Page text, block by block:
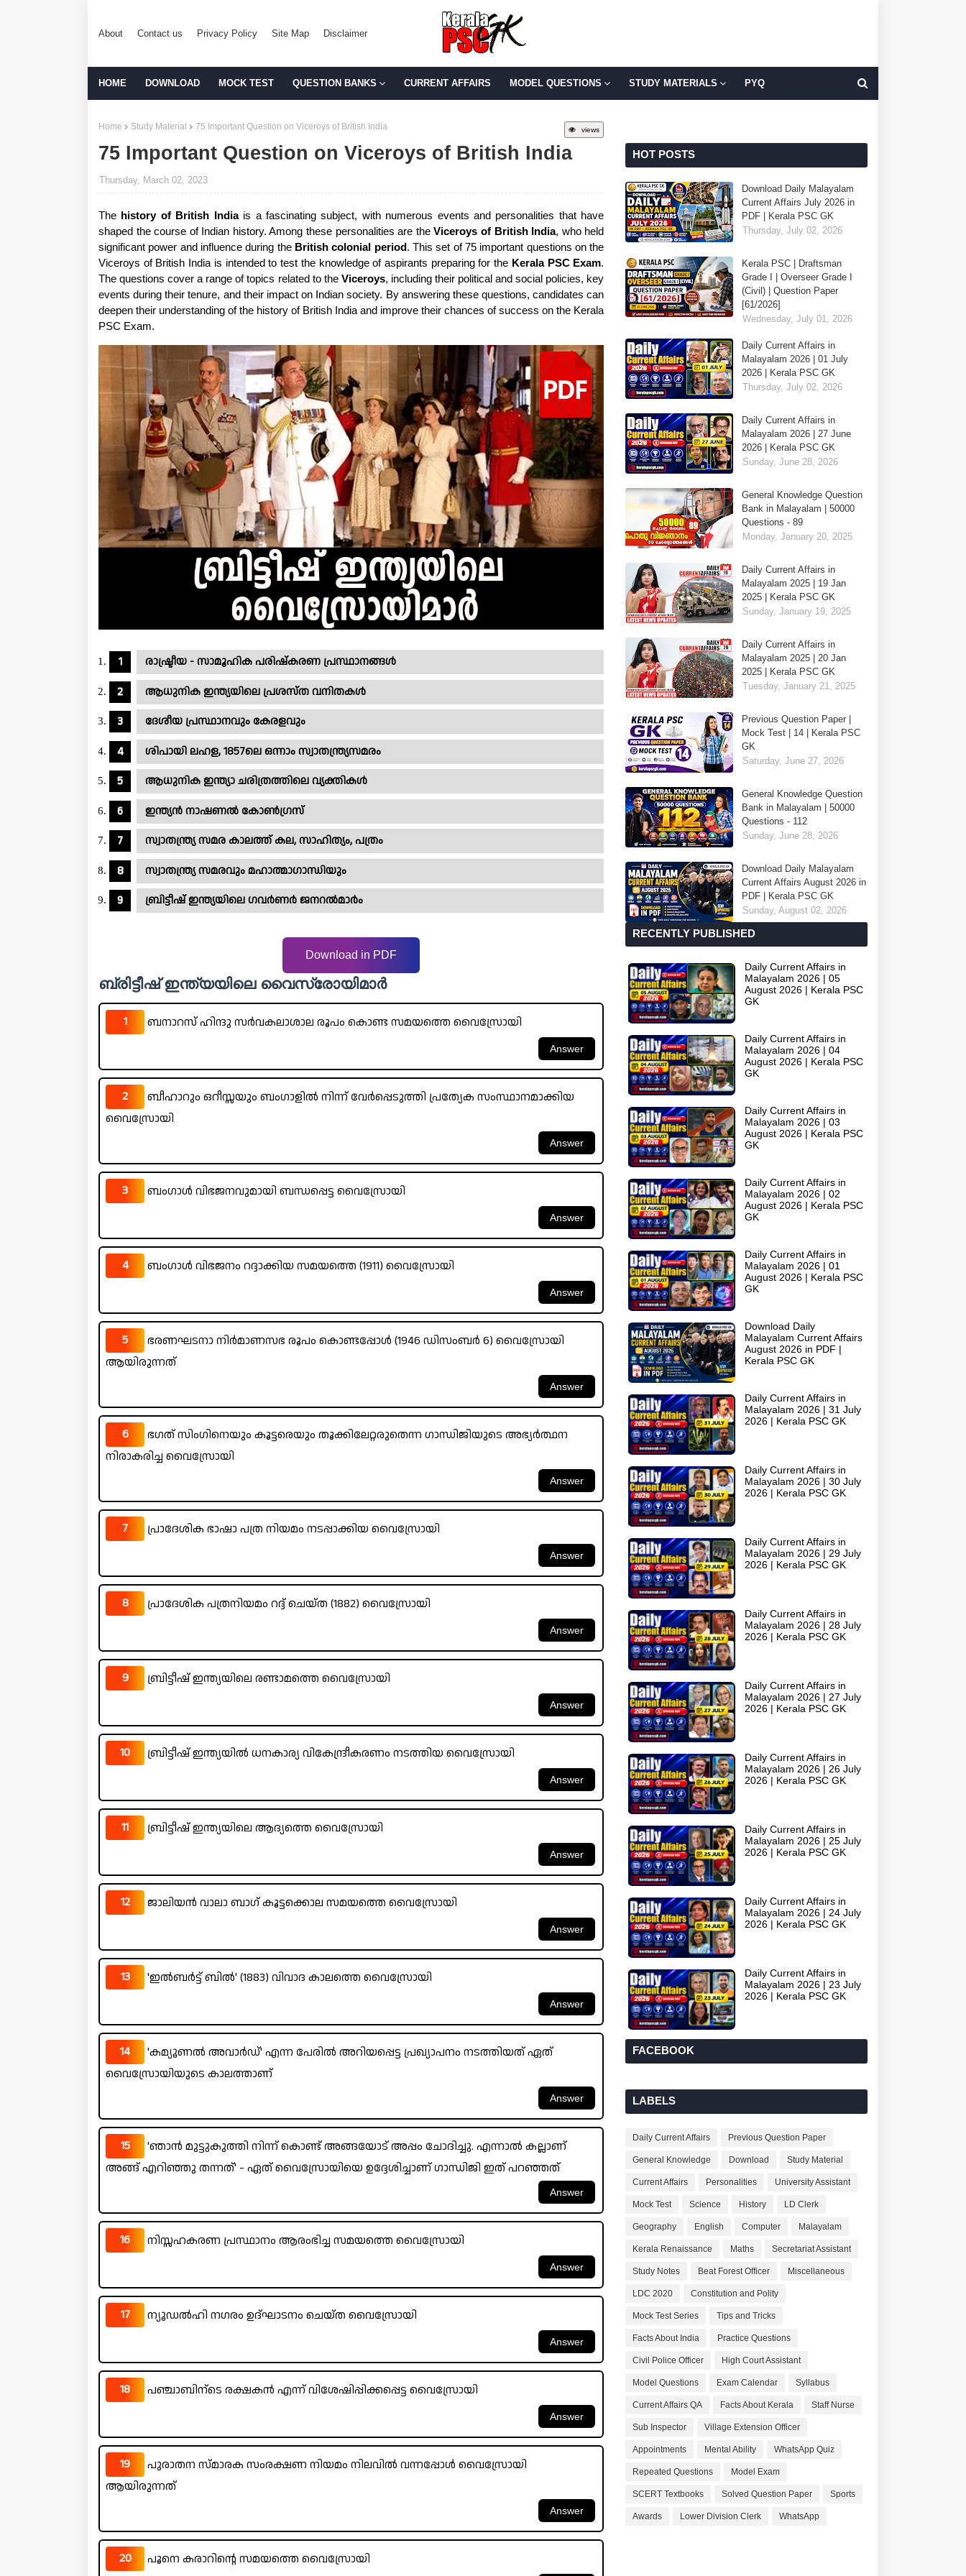
About Contact us Privacy Policy Site Map Disclaimer
HOME DOWNLOAD MOCK TEST QUESTION BANKS CURRENT AFFAIRS MODEL QUESTIONS STUDY MATERIALS PYQ
views
Home Study Material 75 Important Question on Viceroys of British India
75 Important Question on Viceroys of British India
Thursday, March 02, 2023
The history of British Indiais a fascinating subject, with numerous events and personalities that have
shaped the course of Indian history. Among these personalities are theViceroys of British India, who held
significant power and influence during the British colonial period. This set of 75 important questions on the
Viceroys of British India is intended to test the knowledge of aspirants preparing for the Kerala PSC Exam.
The questions cover a range of topics related to the Viceroys, including their political and social policies, key
events during their tenure, and their impact on Indian society. By answering these questions, candidates can
deepen their understanding of the history of British India and improve their chances of success on the Kerala
PSC Exam.
രാഷ്ട്രീയ - സാമൂഹിക പരിഷ്കരണ പ്രസ്ഥാനങ്ങൾ
ആധുനിക ഇന്ത്യയിലെ പ്രശസ്ത വനിതകൾ
ദേശീയ പ്രസ്ഥാനവും കേരളവും
ശിപായി ലഹള, 1857ലെ ഒന്നാം സ്വാതന്ത്ര്യസമരം
ആധുനിക ഇന്ത്യാ ചരിത്രത്തിലെ വ്യക്തികൾ
ഇന്ത്യൻ നാഷണൽ കോൺഗ്രസ്
സ്വാതന്ത്ര്യ സമര കാലത്ത് കല, സാഹിത്യം, പത്രം
സ്വാതന്ത്ര്യ സമരവും മഹാത്മാഗാന്ധിയും
ബ്രിട്ടീഷ് ഇന്ത്യയിലെ ഗവർണർ ജനറൽമാർം
Download in PDF
ബ്രിട്ടീഷ് ഇന്ത്യയിലെ വൈസ്രോയിമാർ
1 ബനാറസ് ഹിന്ദു സർവകലാശാല രൂപം കൊണ്ട സമയത്തെ വൈസ്രോയി
2
ബീഹാറും ഒറീസ്സയും ബംഗാളിൽ നിന്ന് വേർപ്പെടുത്തി പ്രത്യേക സംസ്ഥാനമാക്കിയ
വൈസ്രോയി
3 ബംഗാൾ വിഭജനവുമായി ബന്ധപ്പെട്ട വൈസ്രോയി
4 ബംഗാൾ വിഭജനം റദ്ദാക്കിയ സമയത്തെ (1911) വൈസ്രോയി
5
ഭരണഘടനാ നിർമാണസഭ രൂപം കൊണ്ടപ്പോൾ (1946 ഡിസംബർ 6) വൈസ്രോയി
ആയിരുന്നത്
6
ഭഗത് സിംഗിനെയും കൂട്ടരെയും തൂക്കിലേറ്റരുതെന്ന ഗാന്ധിജിയുടെ അഭ്യർത്ഥന
നിരാകരിച്ച വൈസ്രോയി
7 പ്രാദേശിക ഭാഷാ പത്ര നിയമം നടപ്പാക്കിയ വൈസ്രോയി
8 പ്രാദേശിക പത്രനിയമം റദ്ദ് ചെയ്ത (1882) വൈസ്രോയി
9 ബ്രിട്ടീഷ് ഇന്ത്യയിലെ രണ്ടാമത്തെ വൈസ്രോയി
10 ബ്രിട്ടീഷ് ഇന്ത്യയിൽ ധനകാര്യ വികേന്ദ്രീകരണം നടത്തിയ വൈസ്രോയി
11 ബ്രിട്ടീഷ് ഇന്ത്യയിലെ ആദ്യത്തെ വൈസ്രോയി
12 ജാലിയൻ വാലാ ബാഗ് കൂട്ടക്കൊല സമയത്തെ വൈസ്രോയി
13 'ഇൽബർട്ട് ബിൽ' (1883) വിവാദ കാലത്തെ വൈസ്രോയി
14
'കമ്യൂണൽ അവാർഡ്' എന്ന പേരിൽ അറിയപ്പെട്ട പ്രഖ്യാപനം നടത്തിയത് ഏത്
വൈസ്രോയിയുടെ കാലത്താണ്
15
'ഞാൻ മുട്ടുകുത്തി നിന്ന് കൊണ്ട് അങ്ങയോട് അപ്പം ചോദിച്ചു. എന്നാൽ കല്ലാണ്
അങ്ങ് എറിഞ്ഞു തന്നത്' - ഏത് വൈസ്രോയിയെ ഉദ്ദേശിച്ചാണ് ഗാന്ധിജി ഇത് പറഞ്ഞത്
16 നിസ്സഹകരണ പ്രസ്ഥാനം ആരംഭിച്ച സമയത്തെ വൈസ്രോയി
17 ന്യൂഡൽഹി നഗരം ഉദ്‌ഘാടനം ചെയ്ത വൈസ്രോയി
18 പഞ്ചാബിന്ടെ രക്ഷകൻ എന്ന് വിശേഷിപ്പിക്കപ്പെട്ട വൈസ്രോയി
19
പുരാതന സ്മാരക സംരക്ഷണ നിയമം നിലവിൽ വന്നപ്പോൾ വൈസ്രോയി
ആയിരുന്നത്
20 പൂനെ കരാറിന്റെ സമയത്തെ വൈസ്രോയി
HOT POSTS
Download Daily Malayalam
Current Affairs July 2026 in
PDF | Kerala PSC GK
Thursday, July 02, 2026
Kerala PSC | Draftsman
Grade I | Overseer Grade I
(Civil) | Question Paper
[61/2026]
Wednesday, July 01, 2026
Daily Current Affairs in
Malayalam 2026 | 01 July
2026 | Kerala PSC GK
Thursday, July 02, 2026
Daily Current Affairs in
Malayalam 2026 | 27 June
2026 | Kerala PSC GK
Sunday, June 28, 2026
General Knowledge Question
Bank in Malayalam | 50000
Questions - 89
Monday, January 20, 2025
Daily Current Affairs in
Malayalam 2025 | 19 Jan
2025 | Kerala PSC GK
Sunday, January 19, 2025
Daily Current Affairs in
Malayalam 2025 | 20 Jan
2025 | Kerala PSC GK
Tuesday, January 21, 2025
Previous Question Paper |
Mock Test | 14 | Kerala PSC
GK
Saturday, June 27, 2026
General Knowledge Question
Bank in Malayalam | 50000
Questions - 112
Sunday, June 28, 2026
Download Daily Malayalam
Current Affairs August 2026 in
PDF | Kerala PSC GK
Sunday, August 02, 2026
RECENTLY PUBLISHED
Daily Current Affairs in
Malayalam 2026 | 05
August 2026 | Kerala PSC
GK
Daily Current Affairs in
Malayalam 2026 | 04
August 2026 | Kerala PSC
GK
Daily Current Affairs in
Malayalam 2026 | 03
August 2026 | Kerala PSC
GK
Daily Current Affairs in
Malayalam 2026 | 02
August 2026 | Kerala PSC
GK
Daily Current Affairs in
Malayalam 2026 | 01
August 2026 | Kerala PSC
GK
Download Daily
Malayalam Current Affairs
August 2026 in PDF |
Kerala PSC GK
Daily Current Affairs in
Malayalam 2026 | 31 July
2026 | Kerala PSC GK
Daily Current Affairs in
Malayalam 2026 | 30 July
2026 | Kerala PSC GK
Daily Current Affairs in
Malayalam 2026 | 29 July
2026 | Kerala PSC GK
Daily Current Affairs in
Malayalam 2026 | 28 July
2026 | Kerala PSC GK
Daily Current Affairs in
Malayalam 2026 | 27 July
2026 | Kerala PSC GK
Daily Current Affairs in
Malayalam 2026 | 26 July
2026 | Kerala PSC GK
Daily Current Affairs in
Malayalam 2026 | 25 July
2026 | Kerala PSC GK
Daily Current Affairs in
Malayalam 2026 | 24 July
2026 | Kerala PSC GK
Daily Current Affairs in
Malayalam 2026 | 23 July
2026 | Kerala PSC GK
FACEBOOK
LABELS
Daily Current Affairs Previous Question Paper
General Knowledge Download Study Material
Current Affairs Personalities University Assistant
Mock Test Science History LD Clerk
Geography English Computer Malayalam
Kerala Renaissance Maths Secretariat Assistant
Study Notes Beat Forest Officer Miscellaneous
LDC 2020 Constitution and Polity
Mock Test Series Tips and Tricks
Facts About India Practice Questions
Civil Police Officer High Court Assistant
Model Questions Exam Calendar Syllabus
Current Affairs QA Facts About Kerala Staff Nurse
Sub Inspector Village Extension Officer
Appointments Mental Ability WhatsApp Quiz
Repeated Questions Model Exam
SCERT Textbooks Solved Question Paper Sports
Awards Lower Division Clerk WhatsApp